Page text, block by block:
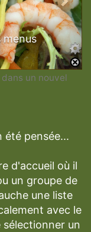
menus
un nouvel
été pensée...
d'accueil où il
un groupe de
une liste
avec le
un